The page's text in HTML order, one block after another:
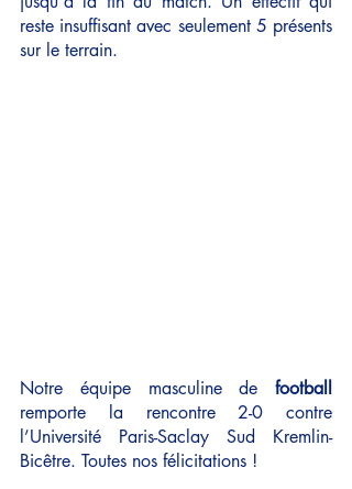
reste insuffisant avec seulement 5 présents
sur le terrain.
Notre équipe masculine de football
remporte la rencontre 2-0 contre
l’Université Paris-Saclay Sud Kremlin-
Bicêtre. Toutes nos félicitations !